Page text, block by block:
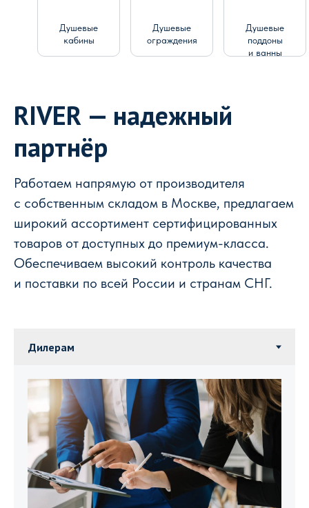
Душевые
кабины
Душевые
ограждения
Душевые
поддоны
и ванны
RIVER — надежный
партнёр
Работаем напрямую от производителя
с собственным складом в Москве, предлагаем
широкий ассортимент сертифицированных
товаров от доступных до премиум-класса.
Обеспечиваем высокий контроль качества
и поставки по всей России и странам СНГ.